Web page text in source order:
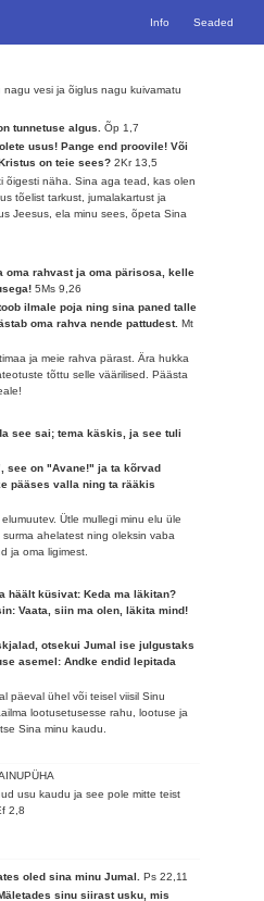
Info Seaded
nagu vesi ja õiglus nagu kuivamatu
tunnetuse algus.Õp 1,7
usus! Pange end proovile! Või
on teie sees?2Kr 13,5
õigesti näha. Sina aga tead, kas olen
tõelist tarkust, jumalakartust ja
Jeesus, ela minu sees, õpeta Sina
oma rahvast ja oma pärisosa, kelle
5Ms 9,26
ilmale poja ning sina paned talle
oma rahva nende pattudest.Mt
ja meie rahva pärast. Ära hukka
tõttu selle väärilised. Päästa
see sai; tema käskis, ja see tuli
see on "Avane!" ja ta kõrvad
pääses valla ning ta rääkis
Ütle mullegi minu elu üle
ahelatest ning oleksin vaba
ja oma ligimest.
häält küsivat: Keda ma läkitan?
Vaata, siin ma olen, läkita mind!
otsekui Jumal ise julgustaks
asemel: Andke endid lepitada
päeval ühel või teisel viisil Sinu
lootusetusesse rahu, lootuse ja
Sina minu kaudu.
usu kaudu ja see pole mitte teist
2,8
oled sina minu Jumal.Ps 22,11
sinu siirast usku, mis